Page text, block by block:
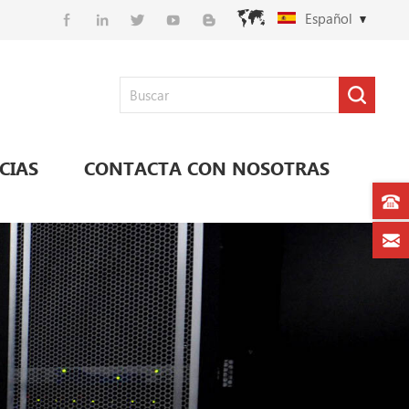
Español
CONTACTA CON NOSOTRAS